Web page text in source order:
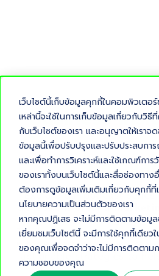
เว็บไซต์นี้เก็บข้อมูลคุกกี้ในคอมพิวเต
เหล่านี้จะใช้ในการเก็บข้อมูลเกี่ยวกับ
กับเว็บไซต์ของเรา และอนุญาตให้เราจ
ข้อมูลนี้เพื่อปรับปรุงและปรับประสบกา
และเพื่อทำการวิเคราะห์และใช้เกณฑ์กา
ของเราทั้งบนเว็บไซต์นี้และสื่อช่องทาง
ต้องการดูข้อมูลเพิ่มเติมเกี่ยวกับคุกกี้ที่
นโยบายความเป็นส่วนตัวของเรา
หากคุณปฏิเสธ จะไม่มีการติดตามข้อมู
เยี่ยมชมเว็บไซต์นี้ จะมีการใช้คุกกี้เดียวใ
ของคุณเพื่อจดจำว่าจะไม่มีการติดตาม
ความชอบของคุณ
Business
Explore our podcast
discussions around
service, and digital
Thailand's and Southeast
in for expert interviews,
actionable strategies to